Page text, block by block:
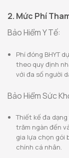
2. Mức Phí
Bảo Hiểm Y Tế:
Phí đóng BHYT
theo quy định
với đa số người
Bảo Hiểm Sức
Thiết kế đa
trăm ngàn đến
gia lựa chọn gói
chính cá nhân.